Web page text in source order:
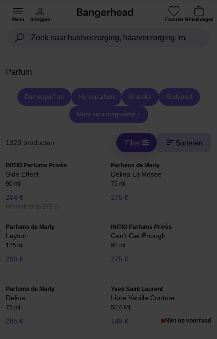
Menu Inloggen Favoriet Winkelwagen
Parfum
Damesparfum Herenparfum Uniseks Bodymist
Meer subcategorieën +
1323 producten Filter Sorteren
INITIO Parfums Privés
Side Effect
90 ml
204 €
Normale prijs 275 €
Parfums de Marly
Delina La Rosee
75 ml
275 €
Parfums de Marly
Layton
125 ml
290 €
INITIO Parfums Privés
Can't Get Enough
90 ml
275 €
Parfums de Marly
Delina
75 ml
285 €
Yves Saint Laurent
Libre Vanille Couture
50.0 ML
149 € Niet op voorraad